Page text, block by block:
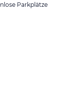
Parkplätze